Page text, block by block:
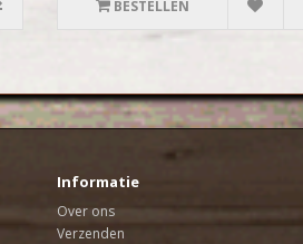
BESTELLEN
Informatie
Over ons
Verzenden